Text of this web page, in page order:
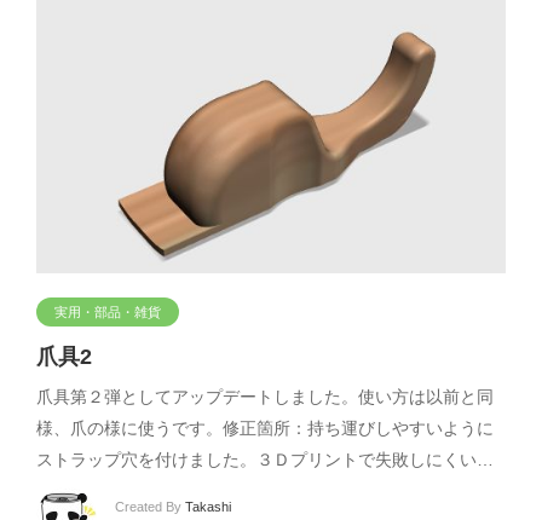
実用・部品・雑貨
爪具2
爪具第２弾としてアップデートしました。使い方は以前と同
様、爪の様に使うです。修正箇所：持ち運びしやすいように
ストラップ穴を付けました。３Ｄプリントで失敗しにくい…
Created By Takashi